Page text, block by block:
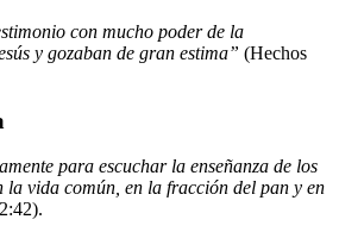
con mucho poder de la
y gozaban de gran estima” (Hechos
para escuchar la enseñanza de los
la vida común, en la fracción del pan y en